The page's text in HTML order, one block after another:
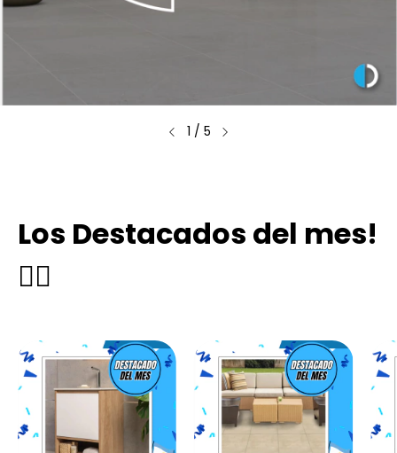
1 / 5
Los Destacados del mes!
👉🏼